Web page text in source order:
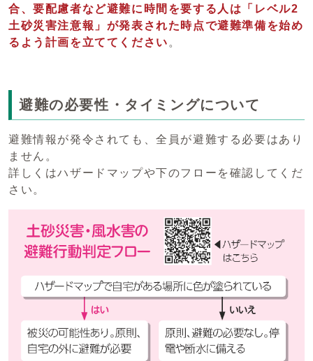
合、要配慮者など避難に時間を要する人は「レベル2
土砂災害注意報」が発表された時点で避難準備を始め
るよう計画を立ててくださ い 。
避難の必要性・タイミングについて
避難情報が発令されても、全員が避難する必要はあり
ません。
詳しくはハザードマップや下のフローを確認してくだ
さい。